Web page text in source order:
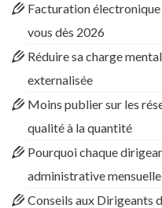
Facturation
vous dès 2026
Réduire sa charge
externalisée
Moins publier sur les
qualité à la quantité
Pourquoi chaque
administrative mensuelle
Conseils aux Dirigeants